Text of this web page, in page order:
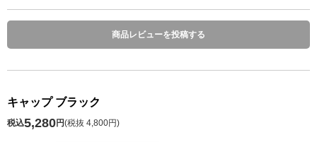
商品レビューを投稿する
キャップ ブラック
税込5,280円(税抜 4,800円)